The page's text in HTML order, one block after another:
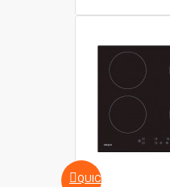
QUICKVIEW